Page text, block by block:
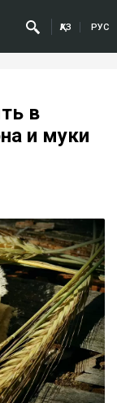
ҚАЗ РУС
в
и муки